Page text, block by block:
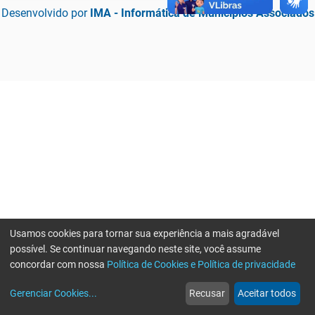
Desenvolvido por IMA - Informática de Municípios Associados
web
Notícias
more_horiz
Mais
Usamos cookies para tornar sua experiência a mais agradável
possível. Se continuar navegando neste site, você assume
concordar com nossa Política de Cookies e Política de privacidade
Gerenciar Cookies... Recusar Aceitar todos
Erro ao enviar informações, por favor tente novamente